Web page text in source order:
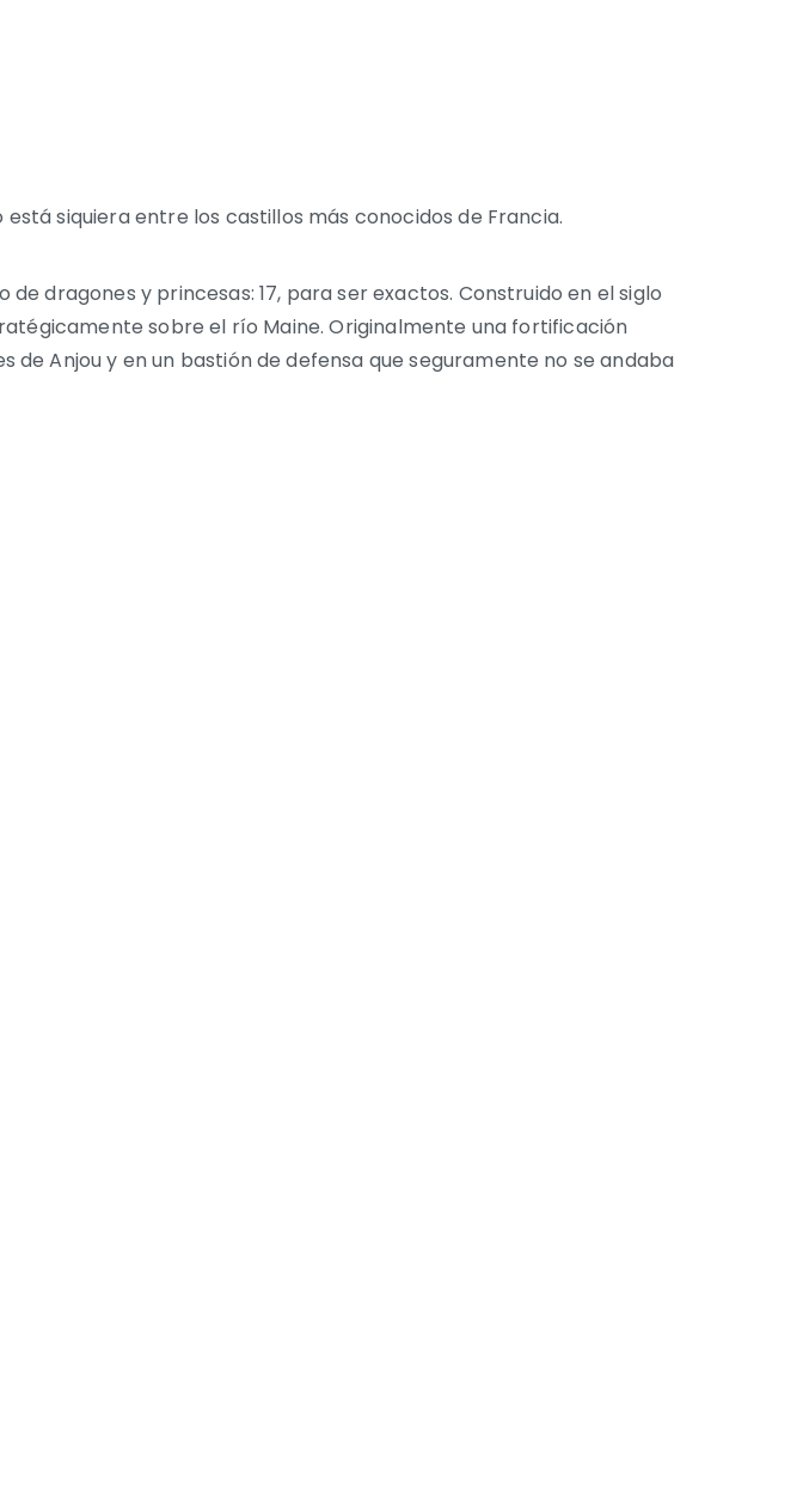
siquiera entre los castillos más conocidos de Francia.
dragones y princesas: 17, para ser exactos. Construido en el siglo
sobre el río Maine. Originalmente una fortificación
Anjou y en un bastión de defensa que seguramente no se andaba